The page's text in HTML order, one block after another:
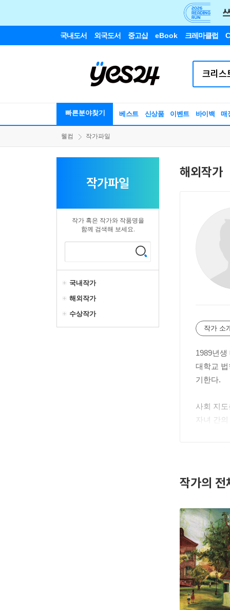
국내도서 외국도서 중고샵 eBook 크레마클럽
빠른분야찾기 베스트 신상품 이벤트 바이백 매
웰컴 작가파일
작가파일
작가 혹은 작가와 작품명을
함께 검색해 보세요.
국내작가
해외작가
수상작가
해외작가
작가 소
1989년
대학교
기한다.
사회 지
자녀 간
론, 사회
작가의 전